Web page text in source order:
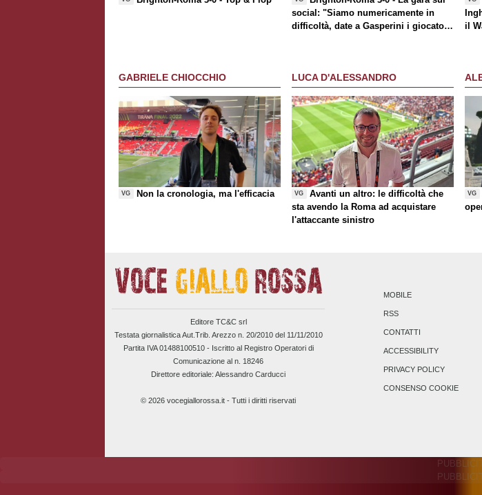
social: "Siamo numericamente in
difficoltà, date a Gasperini i giocatori
il
GABRIELE CHIOCCHIO
VG Non la cronologia, ma l'efficacia
LUCA D'ALESSANDRO
VG
Avanti un altro: le difficoltà che
sta avendo la Roma ad acquistare
l'attaccante sinistro
VG
Editore TC&C srl
Testata giornalistica Aut.Trib. Arezzo n. 20/2010 del 11/11/2010
Partita IVA 01488100510 - Iscritto al Registro Operatori di
Comunicazione al n. 18246
Direttore editoriale: Alessandro Carducci
© 2026 vocegiallorossa.it - Tutti i diritti riservati
MOBILE
RSS
CONTATTI
ACCESSIBILITY
PRIVACY POLICY
CONSENSO COOKIE